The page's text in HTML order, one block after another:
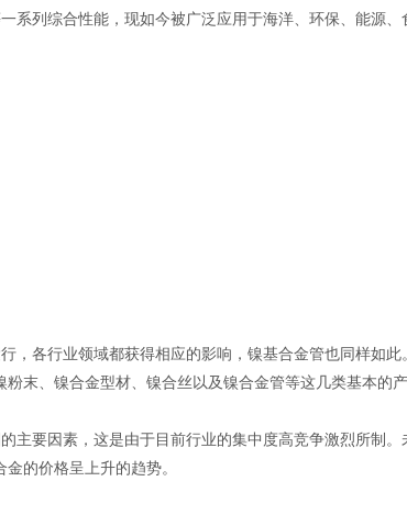
系列综合性能，现如今被广泛应用于海洋、环保、能源
，各行业领域都获得相应的影响，镍基合金管也同样如
末、镍合金型材、镍合丝以及镍合金管等这几类基本的产
主要因素，这是由于目前行业的集中度高竞争激烈所制
的价格呈上升的趋势。